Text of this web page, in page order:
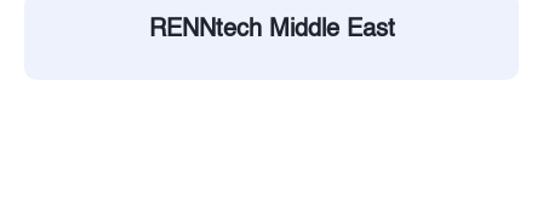
RENNtech Middle East